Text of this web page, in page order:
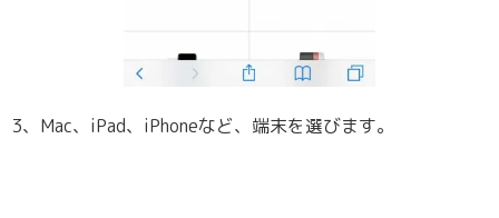
3、Mac、iPad、iPhoneなど、端末を選びます。